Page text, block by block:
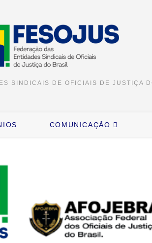
SINDICAIS DE OFICIAIS DE JUSTIÇA
COMUNICAÇÃO